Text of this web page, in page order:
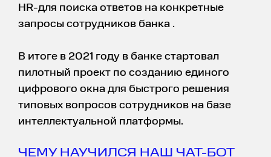
HR-для поиска ответов на конкретные
запросы сотрудников банка .
В итоге в 2021 году в банке стартовал
пилотный проект по созданию единого
цифрового окна для быстрого решения
типовых вопросов сотрудников на базе
интеллектуальной платформы.
ЧЕМУ НАУЧИЛСЯ НАШ ЧАТ-БОТ